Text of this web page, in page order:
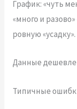
График: «чуть
«много и
ровную «усадку».
Данные дешевле
Типичные